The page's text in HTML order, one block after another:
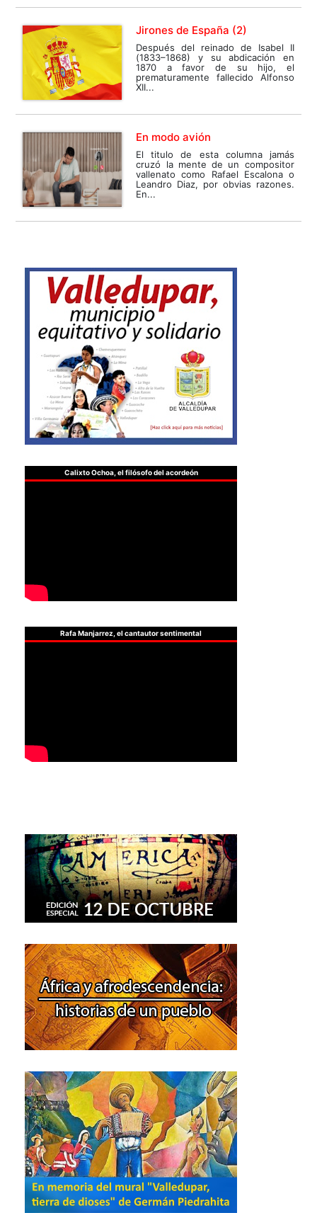
Jirones de España (2)
Después del reinado de Isabel II
(1833–1868) y su abdicación en
1870 a favor de su hijo, el
prematuramente fallecido Alfonso
XII...
En modo avión
El titulo de esta columna jamás
cruzó la mente de un compositor
vallenato como Rafael Escalona o
Leandro Diaz, por obvias razones.
En...
Calixto Ochoa, el filósofo del acordeón
Rafa Manjarrez, el cantautor sentimental